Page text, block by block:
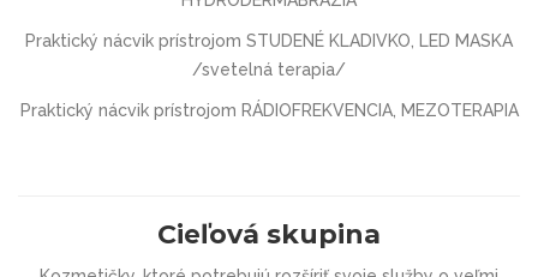
Praktický nácvik prístrojom STUDENÉ KLADIVKO, LED MASKA
/svetelná terapia/
Praktický nácvik prístrojom RÁDIOFREKVENCIA, MEZOTERAPIA
Cieľová skupina